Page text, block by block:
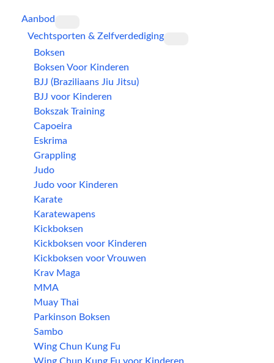
Aanbod
Vechtsporten & Zelfverdediging
Boksen
Boksen Voor Kinderen
BJJ (Braziliaans Jiu Jitsu)
BJJ voor Kinderen
Bokszak Training
Capoeira
Eskrima
Grappling
Judo
Judo voor Kinderen
Karate
Karatewapens
Kickboksen
Kickboksen voor Kinderen
Kickboksen voor Vrouwen
Krav Maga
MMA
Muay Thai
Parkinson Boksen
Sambo
Wing Chun Kung Fu